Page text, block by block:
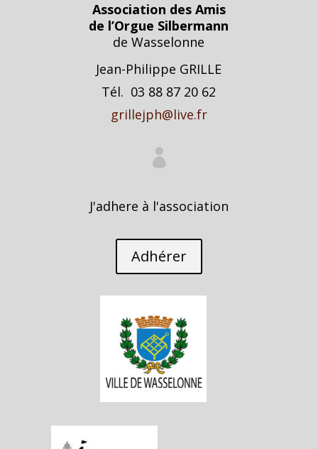
Association des Amis
de l’Orgue Silbermann
de Wasselonne
Jean-Philippe GRILLE
Tél. 03 88 87 20 62
grillejph@live.fr

J'adhere à l'association
Adhérer